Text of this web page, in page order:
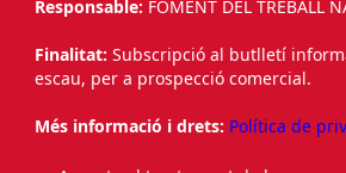
Responsable: FOMENT DEL TREBALL
Finalitat: Subscripció al butlletí
escau, per a prospecció comercial.
Més informació i drets: Política de